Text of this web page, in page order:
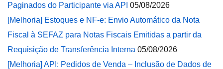
Paginados do Participante via API 05/08/2026
[Melhoria] Estoques e NF-e: Envio Automático da Nota
Fiscal à SEFAZ para Notas Fiscais Emitidas a partir da
Requisição de Transferência Interna 05/08/2026
[Melhoria] API: Pedidos de Venda – Inclusão de Dados de